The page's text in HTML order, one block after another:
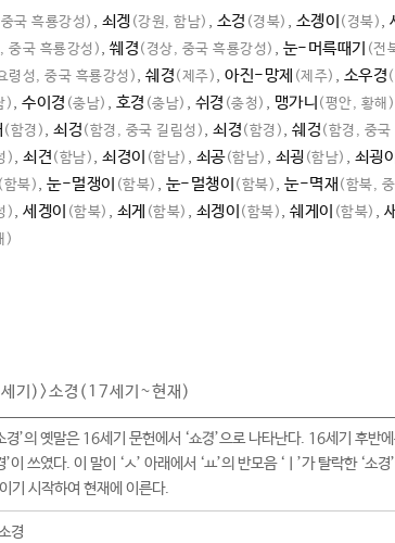
국 흑룡강성) , 쇠겡 (강원, 함남) , 소겅 (경북) , 소곙이 (경북) ,
중국 흑룡강성) , 쒜경 (경상, 중국 흑룡강성) , 눈-머륵때기 (전
령성, 중국 흑룡강성) , 쉐경 (제주) , 아진-망제 (제주) , 소우경
) , 수이경 (충남) , 호경 (충남) , 쉬경 (충청) , 맹가니 (평안, 황해)
(함경) , 쇠겅 (함경, 중국 길림성) , 쇠경 (함경) , 쉐겅 (함경, 중국
), 쇠견 (함남) , 쇠경이 (함남) , 쇠공(함남) , 쇠굉 (함남) , 쇠굉이
(함북) , 눈-멀쟁이 (함북) , 눈-멀챙이 (함북) , 눈-멱재 (함북,
), 세겡이 (함북) , 쇠게 (함북) , 쇠겡이 (함북) , 쉐게이 (함북) ,
)
기)>소경(17세기~현재)
경’의 옛말은 16세기 문헌에서 ‘쇼’으로 나타난다. 16세기 후반에
’이 쓰였다. 이 말이 ‘ㅅ’ 아래에서 ‘ㅛ’의 반모음 ‘ㅣ’가 탈락한 ‘소
기 시작하여 현재에 이른다.
경